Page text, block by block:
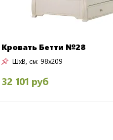
Кровать Бетти №28
ШxВ, см: 98x209
32 101 руб